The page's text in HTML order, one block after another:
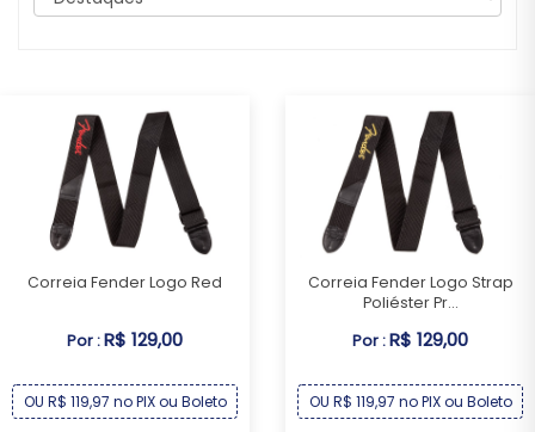
Correia Fender Logo Red
Por :R$ 129,00
OU R$ 119,97 no PIX ou Boleto
Correia Fender Logo Strap
Poliéster Pr...
Por :R$ 129,00
OU R$ 119,97 no PIX ou Boleto